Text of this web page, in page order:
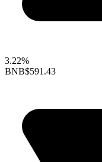
3.22%
BNB$591.43